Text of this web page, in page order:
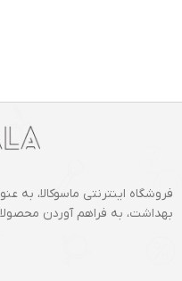
فروشگاه اینترنتی ماسوکالا، به
بهداشت، به فراهم آوردن